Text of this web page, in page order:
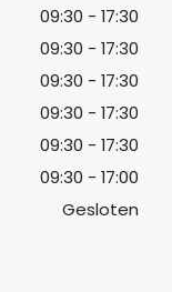
09:30 - 17:30
09:30 - 17:30
09:30 - 17:30
09:30 - 17:30
09:30 - 17:30
09:30 - 17:00
Gesloten